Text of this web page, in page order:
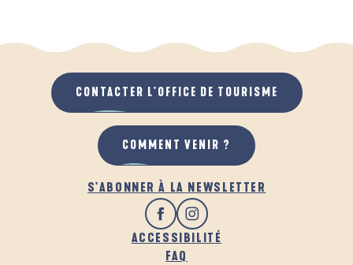
QUAND IL PLEUT
AU GRAND AIR
S'ABONNER À LA NEWSLETTER
ACCESSIBILITÉ
FAQ
CONTACTER L'OFFICE DE TOURISME
COMMENT VENIR ?